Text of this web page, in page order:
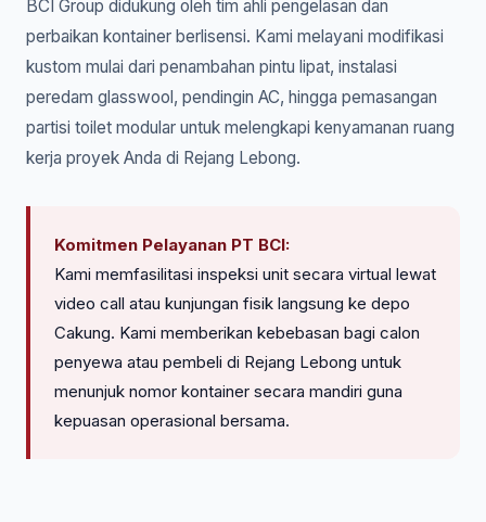
BCI Group didukung oleh tim ahli pengelasan dan
perbaikan kontainer berlisensi. Kami melayani modifikasi
kustom mulai dari penambahan pintu lipat, instalasi
peredam glasswool, pendingin AC, hingga pemasangan
partisi toilet modular untuk melengkapi kenyamanan ruang
kerja proyek Anda di Rejang Lebong.
Komitmen Pelayanan PT BCI:
Kami memfasilitasi inspeksi unit secara virtual lewat
video call atau kunjungan fisik langsung ke depo
Cakung. Kami memberikan kebebasan bagi calon
penyewa atau pembeli di Rejang Lebong untuk
menunjuk nomor kontainer secara mandiri guna
kepuasan operasional bersama.